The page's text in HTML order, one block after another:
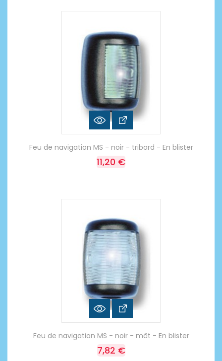
Feu de navigation MS - noir - tribord - En blister
11,20 €
Feu de navigation MS - noir - mât - En blister
7,82 €